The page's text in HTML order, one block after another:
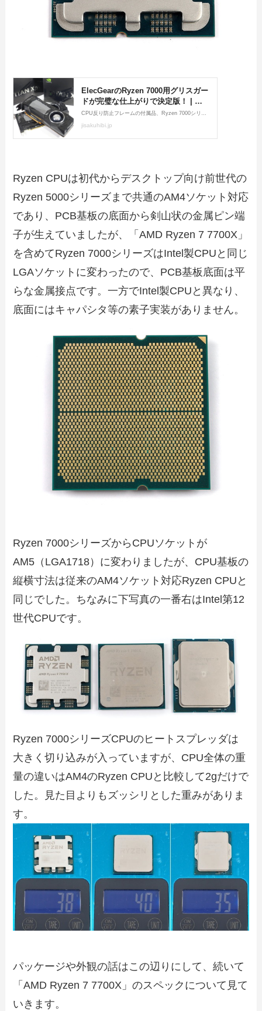
Ryzen CPUは初代からデスクトップ向け前世代の
Ryzen 5000シリーズまで共通のAM4ソケット対応
であり、PCB基板の底面から剣山状の金属ピン端
子が生えていましたが、「AMD Ryzen 7 7700X」
を含めてRyzen 7000シリーズはIntel製CPUと同じ
LGAソケットに変わったので、PCB基板底面は平
らな金属接点です。一方でIntel製CPUと異なり、
底面にはキャパシタ等の素子実装がありません。
Ryzen 7000シリーズからCPUソケットが
AM5（LGA1718）に変わりましたが、CPU基板の
縦横寸法は従来のAM4ソケット対応Ryzen CPUと
同じでした。ちなみに下写真の一番右はIntel第12
世代CPUです。
Ryzen 7000シリーズCPUのヒートスプレッダは
大きく切り込みが入っていますが、CPU全体の重
量の違いはAM4のRyzen CPUと比較して2gだけで
した。見た目よりもズッシリとした重みがありま
す。
パッケージや外観の話はこの辺りにして、続いて
「AMD Ryzen 7 7700X」のスペックについて見て
いきます。